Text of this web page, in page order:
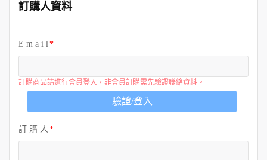
訂購人資料
E m a i l
訂購商品請進行會員登入，非會員訂購需先驗證聯絡資料。
驗證/登入
訂 購 人